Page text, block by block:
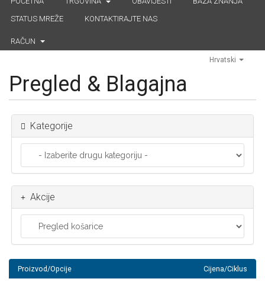
STATUS MREŽE
KONTAKTIRAJTE NAS
RAČUN
Hrvatski
Pregled & Blagajna
Kategorije
Akcije
Proizvod/Opcije Cijena/Ciklus